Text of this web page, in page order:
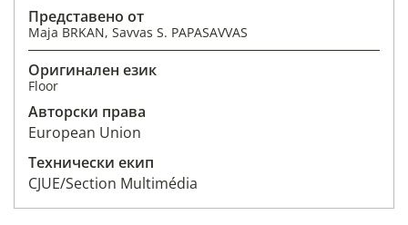
Представено от
Maja BRKAN, Savvas S. PAPASAVVAS
Оригинален език
Floor
Авторски права
European Union
Технически екип
CJUE/Section Multimédia